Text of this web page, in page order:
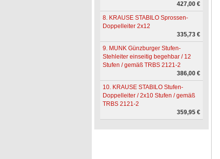
427,00 €
8. KRAUSE STABILO Sprossen-
Doppelleiter 2x12
335,73 €
9. MUNK Günzburger Stufen-
Stehleiter einseitig begehbar / 12
Stufen / gemäß TRBS 2121-2
386,00 €
10. KRAUSE STABILO Stufen-
Doppelleiter / 2x10 Stufen / gemäß
TRBS 2121-2
359,95 €